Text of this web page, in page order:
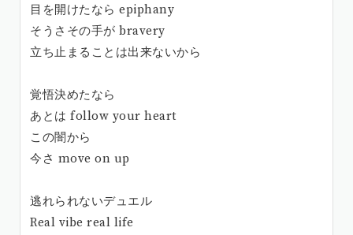
目を開けたなら epiphany
そうさその手が bravery
立ち止まることは出来ないから
覚悟決めたなら
あとは follow your heart
この闇から
今さ move on up
逃れられないデュエル
Real vibe real life